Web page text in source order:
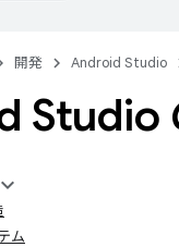
開発 Android Studio
Studio
ム